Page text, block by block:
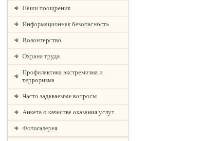
Наши поощрения
Информационная безопасность
Волонтерство
Охрана труда
Профилактика экстремизма и
терроризма
Часто задаваемые вопросы
Анкета о качестве оказания услуг
Фотогалерея